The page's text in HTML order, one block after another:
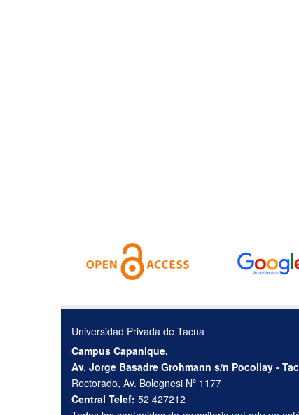
Universidad Privada de Tacna
Campus Capanique,
Av. Jorge Basadre Grohmann s/n Pocollay -
Rectorado, Av. Bolognesi Nº 1177
Central Telef: 52 427212